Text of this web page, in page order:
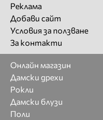
Реклама
Добави сайт
Условия за ползване
За контакти
Онлайн магазин
Дамски дрехи
Рокли
Дамски блузи
Поли